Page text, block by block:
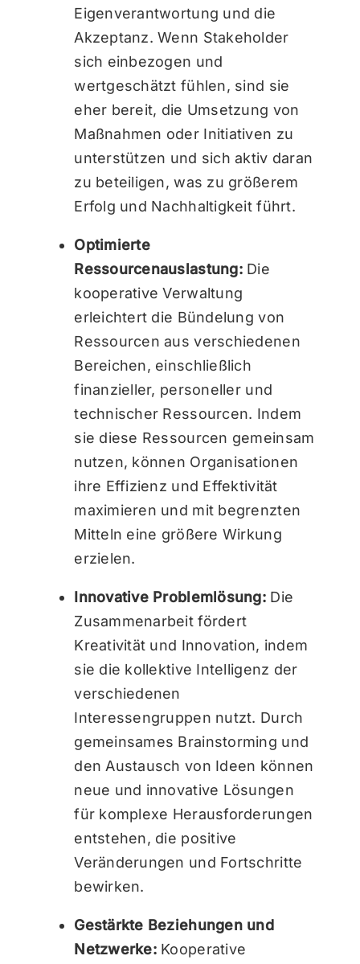
Eigenverantwortung und die
Akzeptanz. Wenn Stakeholder
sich einbezogen und
wertgeschätzt fühlen, sind sie
eher bereit, die Umsetzung von
Maßnahmen oder Initiativen zu
unterstützen und sich aktiv daran
zu beteiligen, was zu größerem
Erfolg und Nachhaltigkeit führt.
Optimierte
Ressourcenauslastung: Die
kooperative Verwaltung
erleichtert die Bündelung von
Ressourcen aus verschiedenen
Bereichen, einschließlich
finanzieller, personeller und
technischer Ressourcen. Indem
sie diese Ressourcen gemeinsam
nutzen, können Organisationen
ihre Effizienz und Effektivität
maximieren und mit begrenzten
Mitteln eine größere Wirkung
erzielen.
Innovative Problemlösung: Die
Zusammenarbeit fördert
Kreativität und Innovation, indem
sie die kollektive Intelligenz der
verschiedenen
Interessengruppen nutzt. Durch
gemeinsames Brainstorming und
den Austausch von Ideen können
neue und innovative Lösungen
für komplexe Herausforderungen
entstehen, die positive
Veränderungen und Fortschritte
bewirken.
Gestärkte Beziehungen und
Netzwerke: Kooperative